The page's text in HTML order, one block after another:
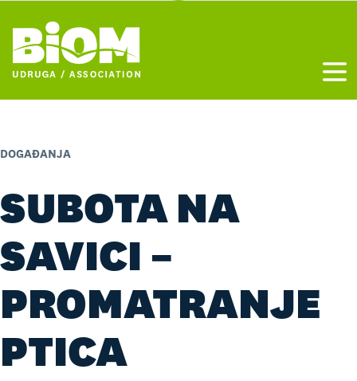
DOGAĐANJA
SUBOTA NA
SAVICI –
PROMATRANJE
PTICA